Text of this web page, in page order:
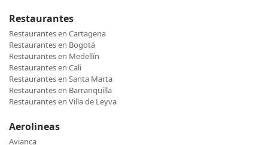
Restaurantes
Restaurantes en Cartagena
Restaurantes en Bogotá
Restaurantes en Medellín
Restaurantes en Cali
Restaurantes en Santa Marta
Restaurantes en Barranquilla
Restaurantes en Villa de Leyva
Aerolineas
Avianca